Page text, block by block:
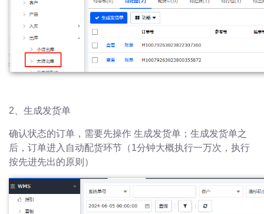
2、生成发货单
确认状态的订单，需要先操作 生成发货单；生成发货单之
后，订单进入自动配货环节（1分钟大概执行一万次，执行
按先进先出的原则）